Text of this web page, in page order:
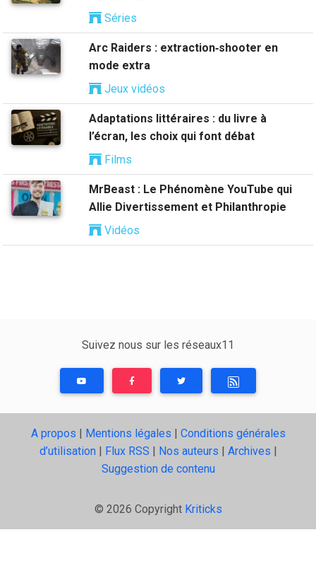
Séries
Arc Raiders : extraction‑shooter en
mode extra
Jeux vidéos
Adaptations littéraires : du livre à
l’écran, les choix qui font débat
Films
MrBeast : Le Phénomène YouTube qui
Allie Divertissement et Philanthropie
Vidéos
Suivez nous sur les réseaux11
A propos | Mentions légales | Conditions générales
d’utilisation| Flux RSS | Nos auteurs | Archives |
Suggestion de contenu
© 2026 Copyright Kriticks